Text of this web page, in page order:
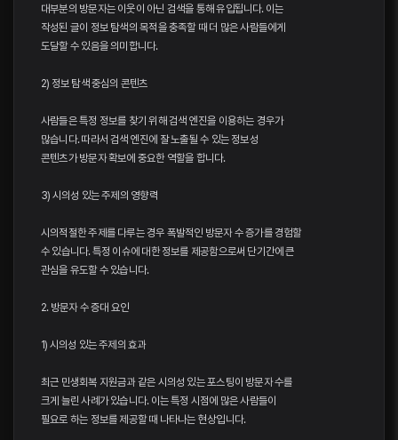
대부분의 방문자는 이웃이 아닌 검색을 통해 유입됩니다. 이는
작성된 글이 정보 탐색의 목적을 충족할 때 더 많은 사람들에게
도달할 수 있음을 의미합니다.
2) 정보 탐색 중심의 콘텐츠
사람들은 특정 정보를 찾기 위해 검색 엔진을 이용하는 경우가
많습니다. 따라서 검색 엔진에 잘 노출될 수 있는 정보성
콘텐츠가 방문자 확보에 중요한 역할을 합니다.
3) 시의성 있는 주제의 영향력
시의적절한 주제를 다루는 경우 폭발적인 방문자 수 증가를 경험할
수 있습니다. 특정 이슈에 대한 정보를 제공함으로써 단기간에 큰
관심을 유도할 수 있습니다.
2. 방문자 수 증대 요인
1) 시의성 있는 주제의 효과
최근 민생회복 지원금과 같은 시의성 있는 포스팅이 방문자 수를
크게 늘린 사례가 있습니다. 이는 특정 시점에 많은 사람들이
필요로 하는 정보를 제공할 때 나타나는 현상입니다.